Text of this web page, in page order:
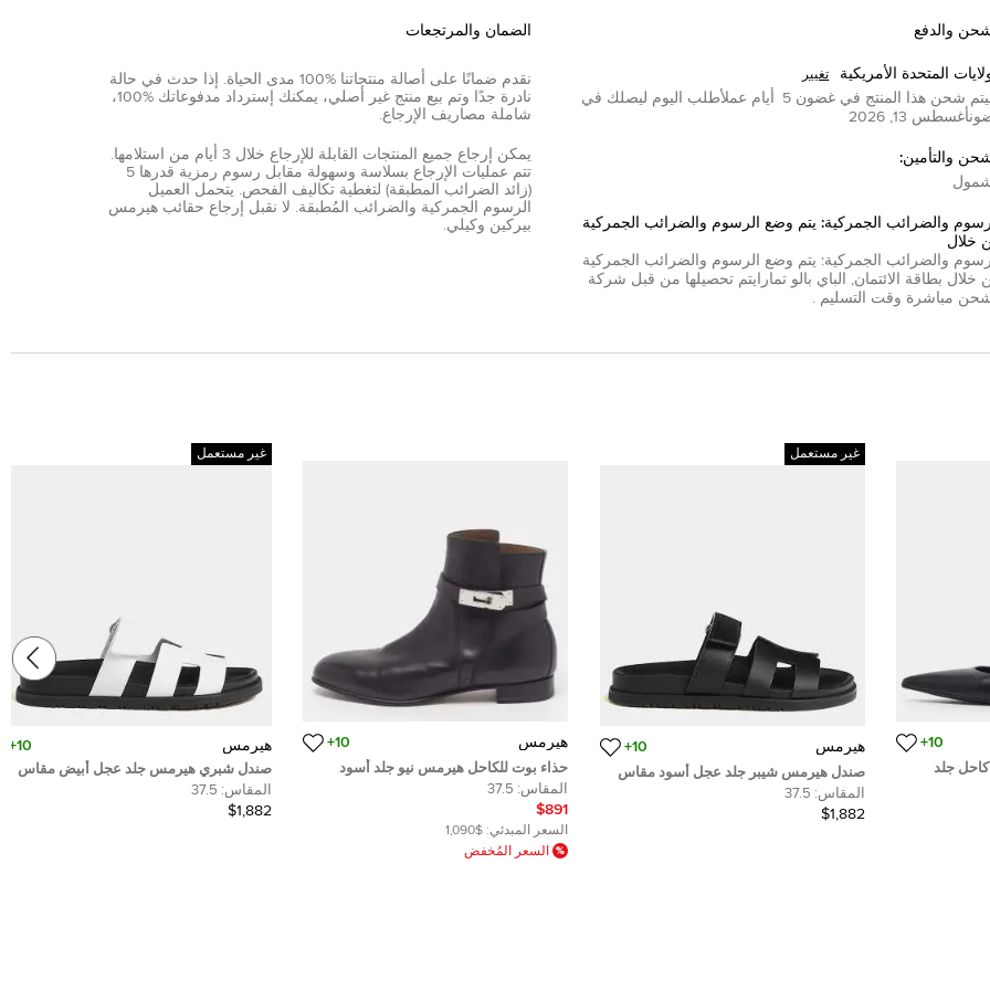
والدفع
المتحدة الأمريكية تغيير
شحن هذا المنتج في غضون 5 أيام عملأطلب اليوم ليصلك في
أغسطس 13, 2026
والتأمين:
والضرائب الجمركية: يتم وضع الرسوم والضرائب الجمركية
خلال
والضرائب الجمركية: يتم وضع الرسوم والضرائب الجمركية
خلال بطاقة الائتمان الباي بالو تمارا يتم تحصيلها من قبل شركة
مباشرة وقت التسليم .
الضمان والمرتجعات
نقدم ضمانًا على أصالة منتجاتنا %100 مدى الحياة. إذا حدث في حالة
نادرة جدًا وتم بيع منتج غير أصلي، يمكنك إسترداد مدفوعاتك %100،
شاملة مصاريف الإرجاع.
يمكن إرجاع جميع المنتجات القابلة للإرجاع خلال 3 أيام من استلامها.
تتم عمليات الإرجاع بسلاسة وسهولة مقابل رسوم رمزية قدرها 5
(زائد الضرائب المطبقة) لتغطية تكاليف الفحص. يتحمل العميل
الرسوم الجمركية والضرائب المُطبقة. لا نقبل إرجاع حقائب هيرمس
بيركين وكيلي.
10+
جلد
غير مستعمل
هيرمس 10+
صندل هيرمس شيبر جلد عجل أسود مقاس
37.5
المقاس: 37.5
$1,882
هيرمس 10+
حذاء بوت للكاحل هيرمس نيو جلد أسود
مقاس 39
المقاس: 37.5
$891
السعر المبدئي: $1,090
السعر المُخفض
غير مستعمل
هيرمس 10+
صندل شبري هيرمس جلد عجل أبيض مقاس
37.5
المقاس: 37.5
$1,882